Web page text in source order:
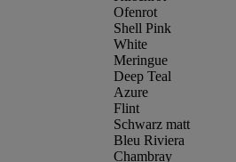
Ofenrot
Shell Pink
White
Meringue
Deep Teal
Azure
Flint
Schwarz matt
Bleu Riviera
Chambray